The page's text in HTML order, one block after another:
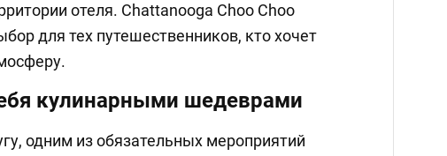
отеля. Chattanooga Choo Choo
для тех путешественников, кто хочет
кулинарными шедеврами
одним из обязательных мероприятий